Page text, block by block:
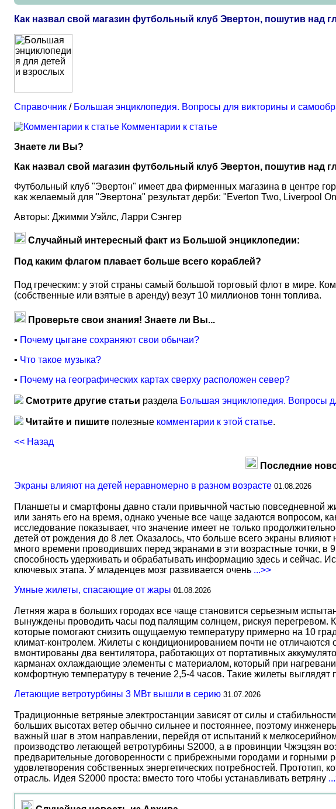
Как назвал свой магазин футбольный клуб Эвертон, пошутив над
Справочник / Большая энциклопедия. Вопросы для викторины и
Комментарии к статье
Знаете ли Вы?
Как назвал свой магазин футбольный клуб Эвертон, пошутив над
Футбольный клуб "Эвертон" имеет два фирменных магазина в центре
как желаемый для "Эвертона" результат дерби: "Everton Two, Liverpool
Авторы: Джимми Уэйлс, Ларри Сэнгер
Случайный интересный факт из Большой энциклопедии:
Под каким флагом плавает больше всего кораблей?
Под греческим: у этой страны самый большой торговый флот в мире.
(собственные или взятые в аренду) везут 10 миллионов тонн топлива.
Проверьте свои знания! Знаете ли Вы...
▪ Почему цыгане сохраняют свои обычаи?
▪ Что такое музыка?
▪ Почему на географических картах сверху расположен север?
Смотрите другие статьи раздела Большая энциклопедия. Вопросы
Читайте и пишите полезные комментарии к этой статье.
<< Назад
Последние
Экраны влияют на детей неравномерно в разном возрасте 01.08.2026
Планшеты и смартфоны давно стали привычной частью повседневной
или занять его на время, однако ученые все чаще задаются вопросом,
исследование показывает, что значение имеет не только
детей от рождения до 8 лет. Оказалось, что больше всего экраны
много времени проводивших перед экранами в эти возрастные точки, в
способность удерживать и обрабатывать информацию здесь и сейчас.
ключевых этапа. У младенцев мозг развивается очень ...>>
Умные жилеты, спасающие от жары 01.08.2026
Летняя жара в больших городах все чаще становится серьезным
вынуждены проводить часы под палящим солнцем, рискуя
которые помогают снизить ощущаемую температуру примерно на 10
климат-контролем. Жилеты с кондиционированием почти не
вмонтированы два вентилятора, работающих от портативных
карманах охлаждающие элементы с материалом, который при
комфортную температуру в течение 2,5-4 часов. Такие жилеты выглядят
Летающие ветротурбины 3 МВт вышли в серию 31.07.2026
Традиционные ветряные электростанции зависят от силы и
больших высотах ветер обычно сильнее и постояннее, поэтому
важный шаг в этом направлении, перейдя от испытаний к
производство летающей ветротурбины S2000, а в провинции Чжэцзян
предварительные договоренности с прибрежными городами и горными
удовлетворения собственных энергетических потребностей.
отрасль. Идея S2000 проста: вместо того чтобы устанавливать ветряну